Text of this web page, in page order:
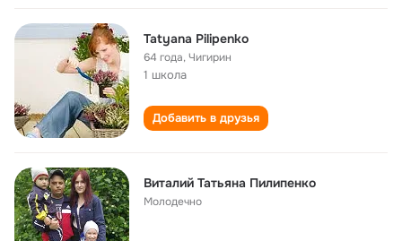
Tatyana Pilipenko
64 года,Чигирин
1 школа
Добавить в друзья
Виталий Татьяна Пилипенко
Молодечно